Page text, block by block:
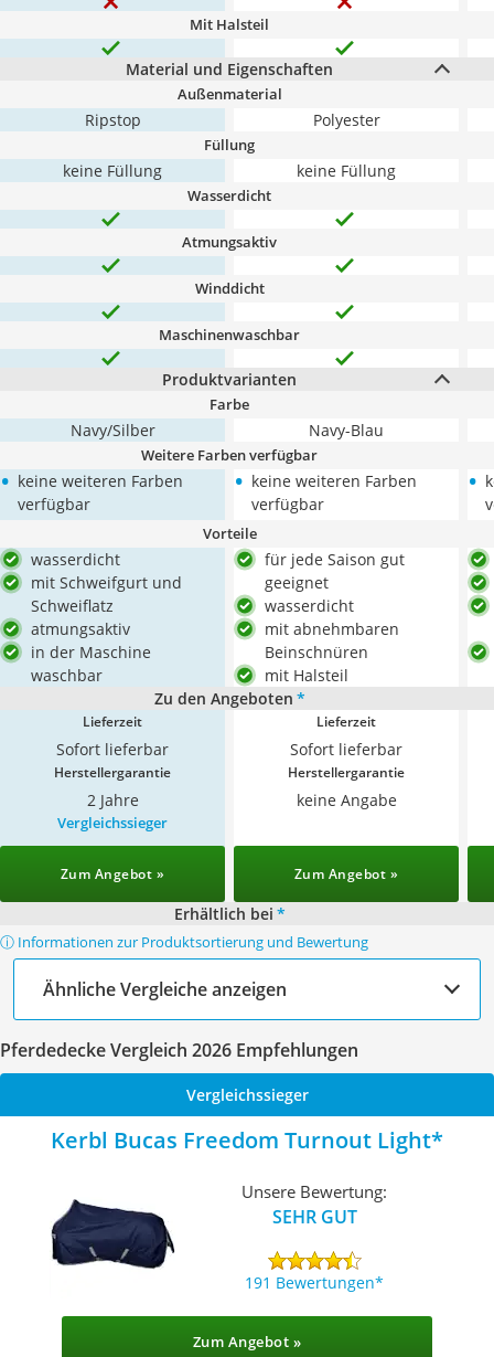
Mit Halsteil
Material und Eigenschaften
Außenmaterial
Ripstop Polyester
Füllung
keine Füllung keine Füllung
Wasserdicht
Atmungsaktiv
Winddicht
Maschinenwaschbar
Produktvarianten
Farbe
Navy/Silber Navy-Blau
Weitere Farben verfügbar
• keine weiteren Farben
verfügbar
• keine weiteren Farben
verfügbar
•
Vorteile
wasserdicht
mit Schweifgurt und
Schweiflatz
atmungsaktiv
in der Maschine
waschbar
für jede Saison gut
geeignet
wasserdicht
mit abnehmbaren
Beinschnüren
mit Halsteil
Zu den Angeboten *
Lieferzeit
Sofort lieferbar
Lieferzeit
Sofort lieferbar
Herstellergarantie
2 Jahre
Herstellergarantie
keine Angabe
Vergleichssieger
Zum Angebot » Zum Angebot »
Erhältlich bei *
ⓘ Informationen zur Produktsortierung und Bewertung
Ähnliche Vergleiche anzeigen
Pferdedecke Vergleich 2026 Empfehlungen
Vergleichssieger
Kerbl Bucas Freedom Turnout Light
Unsere Bewertung:
SEHR GUT
191 Bewertungen
Zum Angebot »